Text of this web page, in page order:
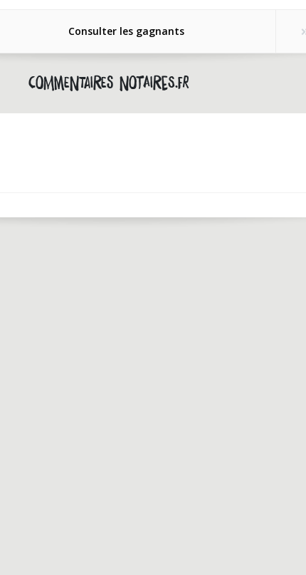
Consulter les gagnants
Commentaires notaires.fr